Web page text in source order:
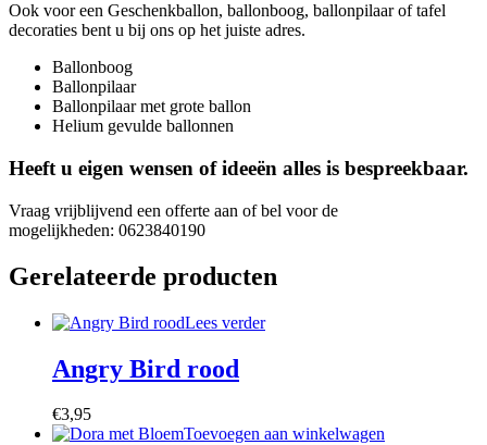
Ook voor een Geschenkballon, ballonboog, ballonpilaar of tafel
decoraties bent u bij ons op het juiste adres.
Ballonboog
Ballonpilaar
Ballonpilaar met grote ballon
Helium gevulde ballonnen
Heeft u eigen wensen of ideeën alles is bespreekbaar.
Vraag vrijblijvend een offerte aan of bel voor de
mogelijkheden: 0623840190
Gerelateerde producten
Lees verder
Angry Bird rood
€3,95
Toevoegen aan winkelwagen